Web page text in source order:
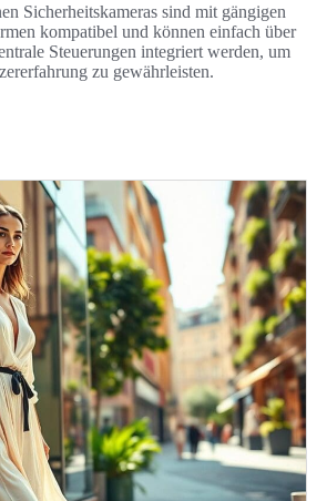
Sicherheitskameras sind mit gängigen
kompatibel und können einfach über
Steuerungen integriert werden, um
zu gewährleisten.